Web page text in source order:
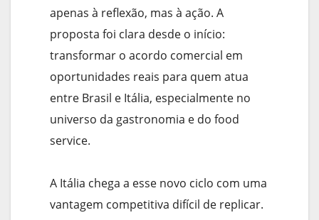
apenas à reflexão, mas à ação. A
proposta foi clara desde o início:
transformar o acordo comercial em
oportunidades reais para quem atua
entre Brasil e Itália, especialmente no
universo da gastronomia e do food
service.
A Itália chega a esse novo ciclo com uma
vantagem competitiva difícil de replicar.